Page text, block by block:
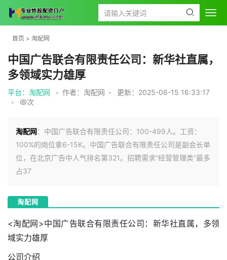
首页 > 淘配网
中国广告联合有限责任公司：新华社直属，
多领域实力雄厚
平台：淘配网 • 作者：淘配网 •
更新：2025-06-15 16:33:17
•
次
淘配网：中国广告联合有限责任公司：100-499人。工资：
100%的岗位拿6-15K。中国广告联合有限责任公司是副会长单
位，在北京广告中人气排名第321。招聘需求“经营管理类”最多
占37
淘配网
<淘配网>中国广告联合有限责任公司：新华社直属，多领
域实力雄厚
公司介绍